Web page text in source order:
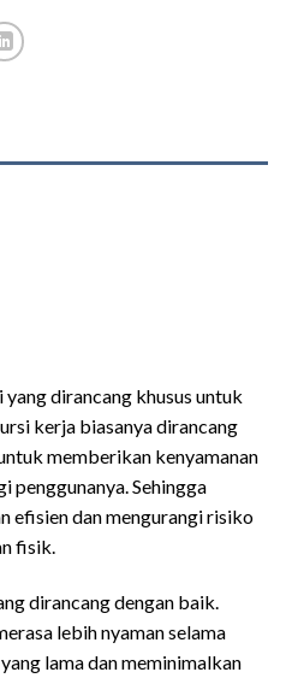
dirancang khusus untuk
kerja biasanya dirancang
memberikan kenyamanan
penggunanya. Sehingga
efisien dan mengurangi risiko
fisik.
dirancang dengan baik.
lebih nyaman selama
lama dan meminimalkan